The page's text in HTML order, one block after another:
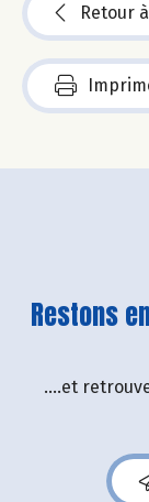
Retour
Restons
....et